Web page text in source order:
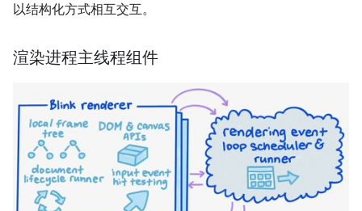
以结构化方式相互交互。
渲染进程主线程组件